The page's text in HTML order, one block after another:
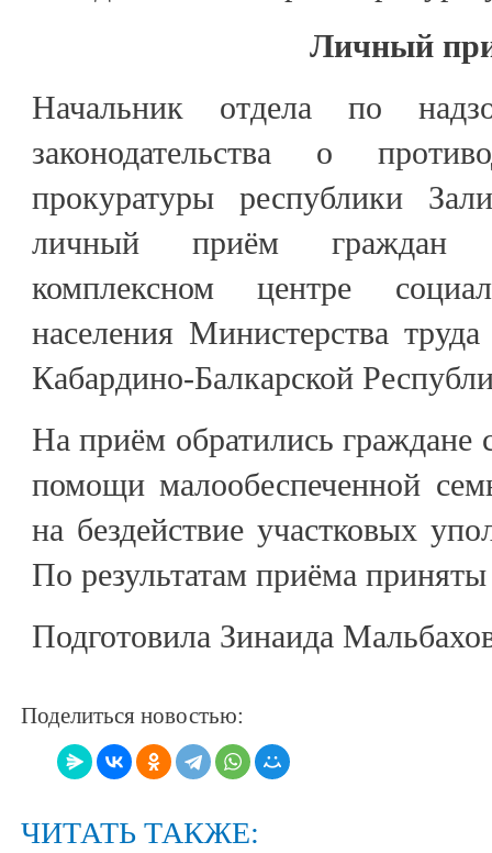
Личный
Начальник отдела по
законодательства о
прокуратуры республики
личный приём граждан в
комплексном центре
населения Министерства
Кабардино-Балкарской
На приём обратились граждане
помощи малообеспеченной
на бездействие участковых
По результатам приёма приняты
Подготовила Зинаида
Поделиться новостью:
ЧИТАТЬ ТАКЖЕ: